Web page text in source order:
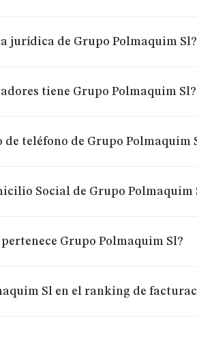
jurídica de Grupo Polmaquim Sl?
tiene Grupo Polmaquim Sl?
de teléfono de Grupo Polmaquim
Social de Grupo Polmaquim
Grupo Polmaquim Sl?
Sl en el ranking de